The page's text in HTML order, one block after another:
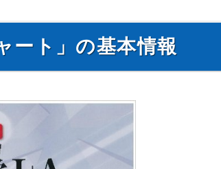
ート」の基本情報